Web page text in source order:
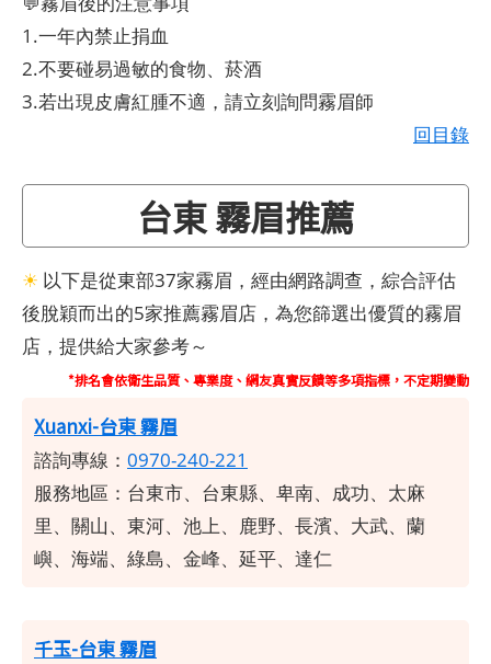
1.一年內禁止捐血
2.不要碰易過敏的食物、菸酒
3.若出現皮膚紅腫不適，請立刻詢問霧眉師
回目錄
台東 霧眉推薦
☀ 以下是從東部37家霧眉，經由網路調查，綜合評估
後脫穎而出的5家推薦霧眉店，為您篩選出優質的霧眉
店，提供給大家參考～
*排名會依衛生品質、專業度、網友真實反饋等多項指標，不定期變動
Xuanxi-台東 霧眉
諮詢專線： 0970-240-221
服務地區：台東市、台東縣、卑南、成功、太麻
里、關山、東河、池上、鹿野、長濱、大武、蘭
嶼、海端、綠島、金峰、延平、達仁
千玉-台東 霧眉